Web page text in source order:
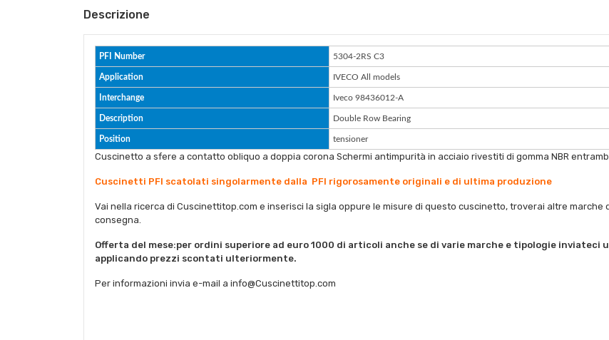
Descrizione
PFI Number 5304-2RS C3
Application IVECO All models
Interchange Iveco 98436012-A
Description Double Row Bearing
Position tensioner
Cuscinetto a sfere a contatto obliquo a doppia corona Schermi antimpurità in acciaio rivestiti di gomma NBR
Cuscinetti PFI scatolati singolarmente dalla PFI rigorosamente originali e di ultima produzione
Vai nella ricerca di Cuscinettitop.com e inserisci la sigla oppure le misure di questo cuscinetto, troverai altre
consegna.
Offerta del mese:per ordini superiore ad euro 1000 di articoli anche se di varie marche e tipologie
applicando prezzi scontati ulteriormente.
Per informazioni invia e-mail a info@Cuscinettitop.com